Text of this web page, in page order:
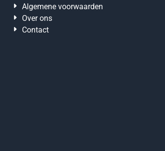
Algemene voorwaarden
Over ons
Contact